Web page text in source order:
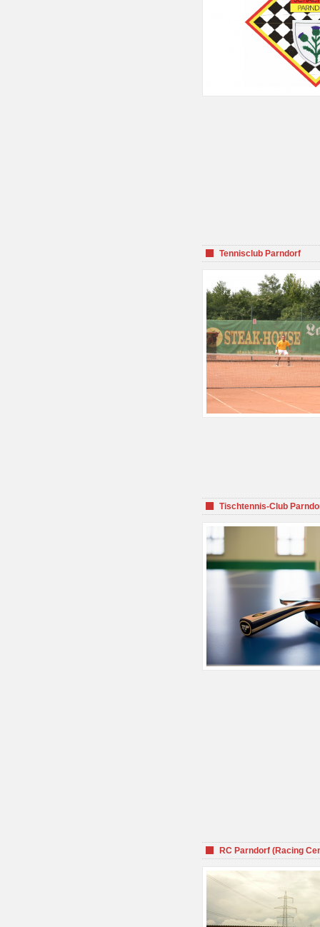
Tennisclub Parndorf
Tischtennis-Club
RC Parndorf (Racing